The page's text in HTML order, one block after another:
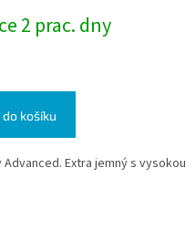
2 prac. dny
košíku
Extra jemný s vysokou